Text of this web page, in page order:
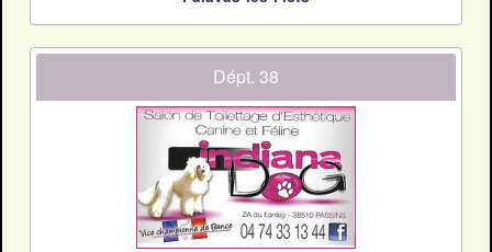
Dépt. 38